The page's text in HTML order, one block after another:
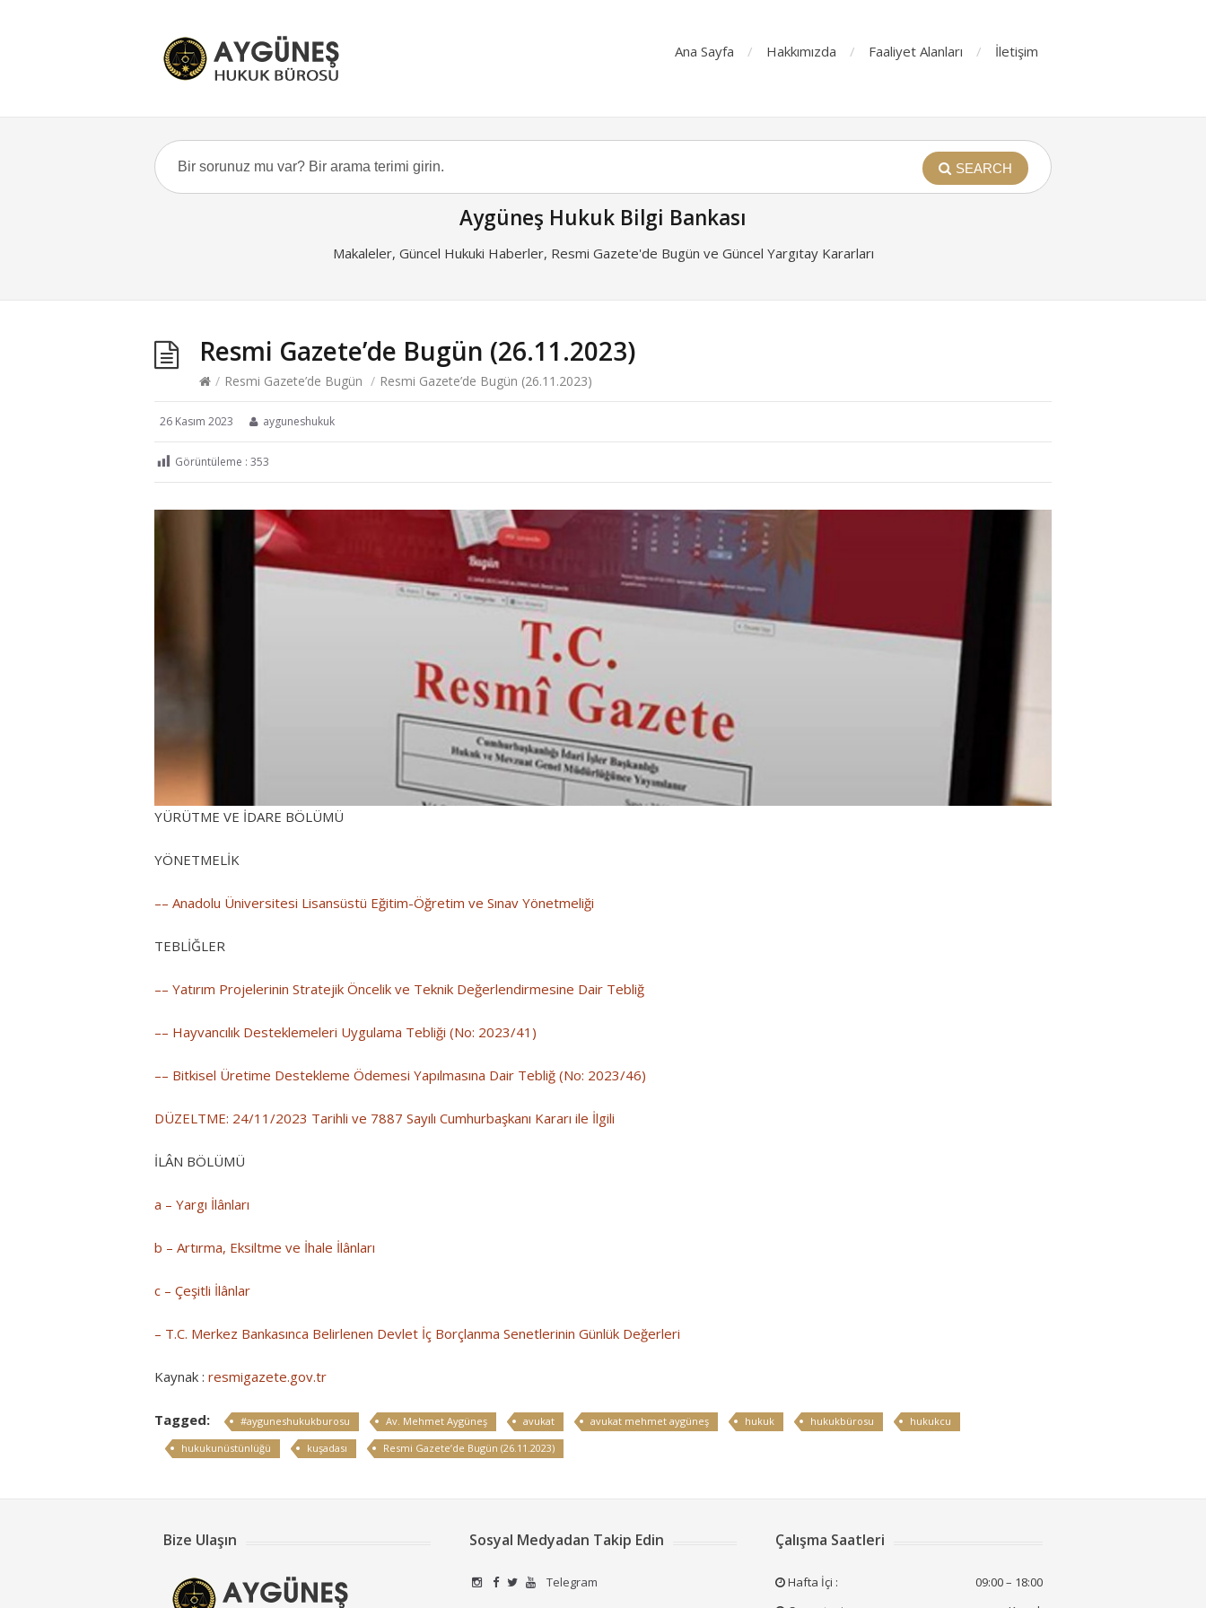
Ana Sayfa Hakkımızda Faaliyet Alanları İletişim
SEARCH
Aygüneş Hukuk Bilgi Bankası
Makaleler, Güncel Hukuki Haberler, Resmi Gazete'de Bugün ve Güncel Yargıtay Kararları
Resmi Gazete’de Bugün (26.11.2023)
/ Resmi Gazete’de Bugün / Resmi Gazete’de Bugün (26.11.2023)
26 Kasım 2023 ayguneshukuk
Görüntüleme : 353
YÜRÜTME VE İDARE BÖLÜMÜ
YÖNETMELİK
–– Anadolu Üniversitesi Lisansüstü Eğitim-Öğretim ve Sınav Yönetmeliği
TEBLİĞLER
–– Yatırım Projelerinin Stratejik Öncelik ve Teknik Değerlendirmesine Dair Tebliğ
–– Hayvancılık Desteklemeleri Uygulama Tebliği (No: 2023/41)
–– Bitkisel Üretime Destekleme Ödemesi Yapılmasına Dair Tebliğ (No: 2023/46)
DÜZELTME: 24/11/2023 Tarihli ve 7887 Sayılı Cumhurbaşkanı Kararı ile İlgili
İLÂN BÖLÜMÜ
a – Yargı İlânları
b – Artırma, Eksiltme ve İhale İlânları
c – Çeşitli İlânlar
– T.C. Merkez Bankasınca Belirlenen Devlet İç Borçlanma Senetlerinin Günlük Değerleri
Kaynak : resmigazete.gov.tr
Tagged: #ayguneshukukburosu Av. Mehmet Aygüneş avukat avukat mehmet aygüneş hukuk hukukbürosu
hukukcu
hukukunüstünlüğü
kuşadası Resmi Gazete’de Bugün (26.11.2023)
Bize Ulaşın Sosyal Medyadan Takip Edin
Telegram
Çalışma Saatleri
Hafta İçi :
09:00 – 18:00